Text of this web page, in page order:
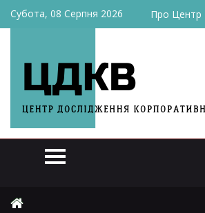
Субота, 08 Серпня 2026 Про Центр
Население Украины до 2025 г.